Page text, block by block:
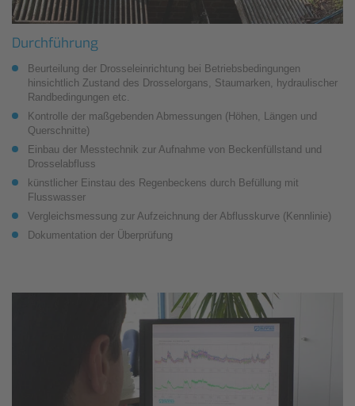
Durchführung
Beurteilung der Drosseleinrichtung bei Betriebsbedingungen
hinsichtlich Zustand des Drosselorgans, Staumarken, hydraulischer
Randbedingungen etc.
Kontrolle der maßgebenden Abmessungen (Höhen, Längen und
Querschnitte)
Einbau der Messtechnik zur Aufnahme von Beckenfüllstand und
Drosselabfluss
künstlicher Einstau des Regenbeckens durch Befüllung mit
Flusswasser
Vergleichsmessung zur Aufzeichnung der Abflusskurve (Kennlinie)
Dokumentation der Überprüfung